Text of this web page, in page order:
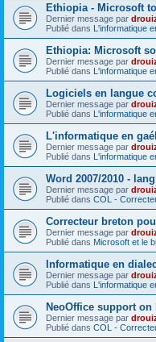
Ethiopia - Microsoft
Dernier message par
Publié dans L'informatique
Ethiopia: Microsoft
Dernier message par
Publié dans L'informatique
Logiciels en langue
Dernier message par
Publié dans L'informatique
L'informatique en
Dernier message par
Publié dans L'informatique
Word 2007/2010 -
Dernier message par
Publié dans COL -
Correcteur breton
Dernier message par
Publié dans Microsoft et le
Informatique en
Dernier message par
Publié dans L'informatique
NeoOffice support on
Dernier message par
Publié dans COL -